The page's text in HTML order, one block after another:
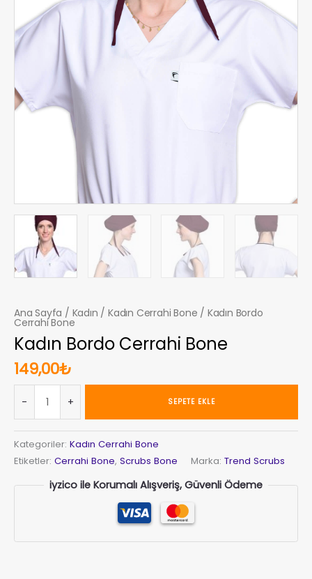
Ana Sayfa / Kadın /Kadın Cerrahi Bone / Kadın Bordo
Cerrahi Bone
Kadın Bordo Cerrahi Bone
149,00₺
-
Bone
adet
+ SEPETE EKLE
Kategoriler: Kadın Cerrahi Bone
Etiketler: Cerrahi Bone, Scrubs Bone Marka: Trend Scrubs
iyzico ile Korumalı Alışveriş, Güvenli Ödeme